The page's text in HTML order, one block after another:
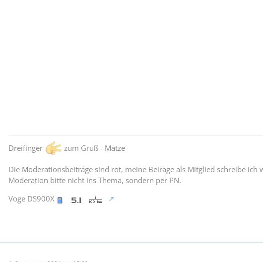
Dreifinger zum Gruß - Matze
Die Moderationsbeiträge sind rot, meine Beiräge als Mitglied schreibe
Moderation bitte nicht ins Thema, sondern per PN.
Voge DS900X